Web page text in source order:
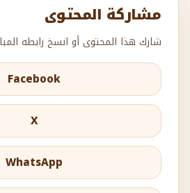
مشاركة المحتوى
شارك هذا المحتوى أو انسخ رابطه
Facebook
X
WhatsApp